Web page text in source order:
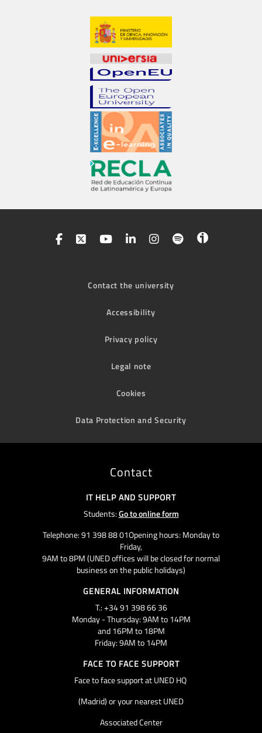
Contact the university
Accessibility
Privacy policy
Legal note
Cookies
Data Protection and Security
Contact
IT HELP AND SUPPORT
Students:Go to online form
Telephone: 91 398 88 01Opening hours: Monday to
Friday,
9AM to 8PM (UNED offices will be closed for normal
business on the public holidays)
GENERAL INFORMATION
T.: +34 91 398 66 36
Monday - Thursday: 9AM to 14PM
and 16PM to 18PM
Friday: 9AM to 14PM
FACE TO FACE SUPPORT
Face to face support at UNED HQ
(Madrid) or your nearest UNED
Associated Center